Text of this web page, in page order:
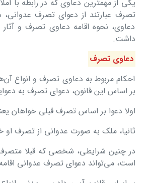
یکی از مهمترین دعاوی که در رابطه با
تصرف عبارتند از دعوای تصرف
دعاوی، نحوه اقامه دعاوی تصرف و
داشت.
دعاوی تصرف
احکام مربوط به دعاوی تصرف و انواع
بر اساس این قانون، دعوای تصرف به
اولا دعوا بر اساس تصرف قبلی خواهان
ثانیا، ملک به صورت عدوانی از تصرف
در چنین شرایطی، شخصی که قبلا متصرف
است، می‌تواند دعوای تصرف عدوانی